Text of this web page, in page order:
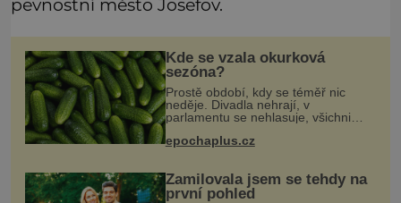
pevnostní město Josefov.
Kde se vzala okurková
sezóna?
Prostě období, kdy se téměř nic
neděje. Divadla nehrají, v
parlamentu se nehlasuje, všichni
o čem mluvit a psát. A vymýšlejí si
epochaplus.cz
Zamilovala jsem se tehdy na
první pohled